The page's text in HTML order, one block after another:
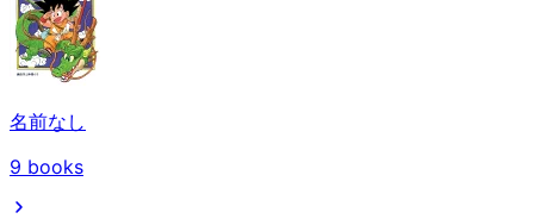
名前なし
9 books